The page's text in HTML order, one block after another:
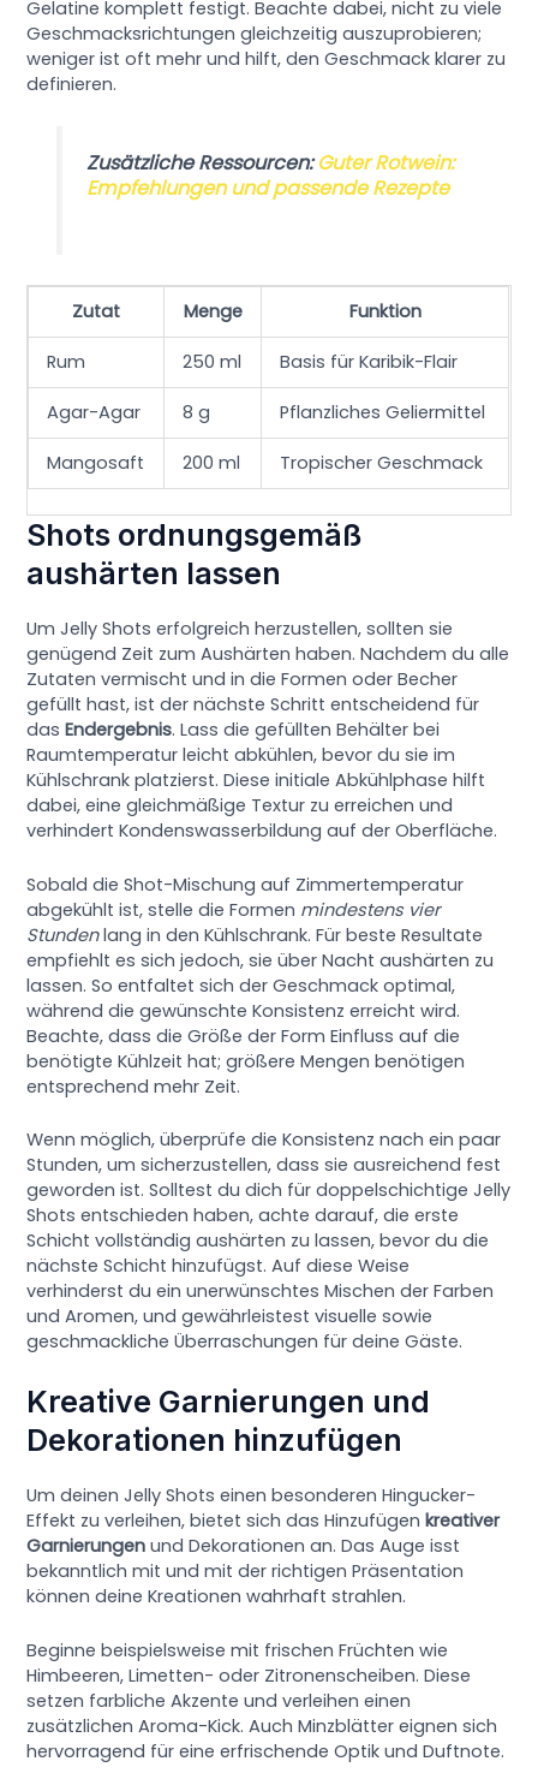
Gelatine komplett festigt. Beachte dabei, nicht zu viele
Geschmacksrichtungen gleichzeitig auszuprobieren;
weniger ist oft mehr und hilft, den Geschmack klarer zu
definieren.
Zusätzliche Ressourcen:Guter Rotwein:
Empfehlungen und passende Rezepte
Zutat Menge Funktion
Rum 250 ml Basis für Karibik-Flair
Agar-Agar 8 g Pflanzliches Geliermittel
Mangosaft 200 ml Tropischer Geschmack
Shots ordnungsgemäß
aushärten lassen
Um Jelly Shots erfolgreich herzustellen, sollten sie
genügend Zeit zum Aushärten haben. Nachdem du alle
Zutaten vermischt und in die Formen oder Becher
gefüllt hast, ist der nächste Schritt entscheidend für
dasEndergebnis. Lass die gefüllten Behälter bei
Raumtemperatur leicht abkühlen, bevor du sie im
Kühlschrank platzierst. Diese initiale Abkühlphase hilft
dabei, eine gleichmäßige Textur zu erreichen und
verhindert Kondenswasserbildung auf der Oberfläche.
Sobald die Shot-Mischung auf Zimmertemperatur
abgekühlt ist, stelle die Formen mindestens vier
Stundenlang in den Kühlschrank. Für beste Resultate
empfiehlt es sich jedoch, sie über Nacht aushärten zu
lassen. So entfaltet sich der Geschmack optimal,
während die gewünschte Konsistenz erreicht wird.
Beachte, dass die Größe der Form Einfluss auf die
benötigte Kühlzeit hat; größere Mengen benötigen
entsprechend mehr Zeit.
Wenn möglich, überprüfe die Konsistenz nach ein paar
Stunden, um sicherzustellen, dass sie ausreichend fest
geworden ist. Solltest du dich für doppelschichtige Jelly
Shots entschieden haben, achte darauf, die erste
Schicht vollständig aushärten zu lassen, bevor du die
nächste Schicht hinzufügst. Auf diese Weise
verhinderst du ein unerwünschtes Mischen der Farben
und Aromen, und gewährleistest visuelle sowie
geschmackliche Überraschungen für deine Gäste.
Kreative Garnierungen und
Dekorationen hinzufügen
Um deinen Jelly Shots einen besonderen Hingucker-
Effekt zu verleihen, bietet sich das Hinzufügenkreativer
Garnierungen und Dekorationen an. Das Auge isst
bekanntlich mit und mit der richtigen Präsentation
können deine Kreationen wahrhaft strahlen.
Beginne beispielsweise mit frischen Früchten wie
Himbeeren, Limetten- oder Zitronenscheiben. Diese
setzen farbliche Akzente und verleihen einen
zusätzlichen Aroma-Kick. Auch Minzblätter eignen sich
hervorragend für eine erfrischende Optik und Duftnote.